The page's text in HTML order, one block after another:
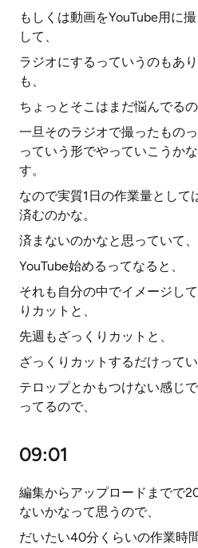
もしくは動画をYouTube用に
して、
ラジオにするっていうのもあ
も、
ちょっとそこはまだ悩んでる
一旦そのラジオで撮ったもの
っていう形でやっていこうか
す。
なので実質1日の作業量とし
済むのかな。
済まないのかなと思っていて、
YouTube始めるってなると、
それも自分の中でイメージし
りカットと、
先週もざっくりカットと、
ざっくりカットするだけってい
テロップとかもつけない感じ
ってるので、
09:01
編集からアップロードまでで
ないかなって思うので、
だいたい40分くらいの作業時